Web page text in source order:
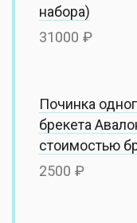
набора)
31000
Починка
брекета
стоимостью
2500